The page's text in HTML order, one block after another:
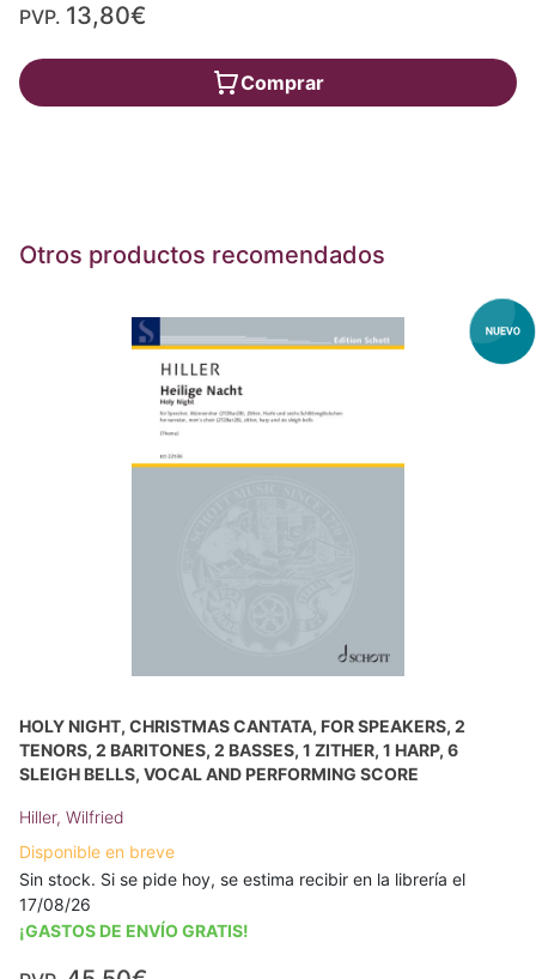
PVP. 13,80€
Comprar
Otros productos recomendados
HOLY NIGHT, CHRISTMAS CANTATA, FOR SPEAKERS, 2
TENORS, 2 BARITONES, 2 BASSES, 1 ZITHER, 1 HARP, 6
SLEIGH BELLS, VOCAL AND PERFORMING SCORE
Hiller, Wilfried
Disponible en breve
Sin stock. Si se pide hoy, se estima recibir en la librería el
17/08/26
¡GASTOS DE ENVÍO GRATIS!